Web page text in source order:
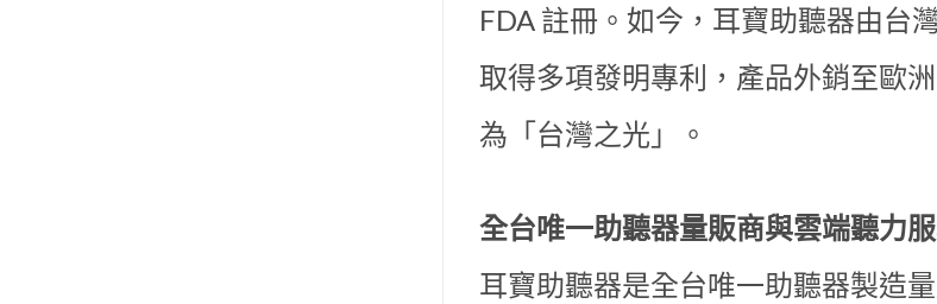
FDA 註冊。如今，耳寶助聽器由台
取得多項發明專利，產品外銷至歐
為「台灣之光」。
全台唯一助聽器量販商與雲端聽力
耳寶助聽器是全台唯一助聽器製造